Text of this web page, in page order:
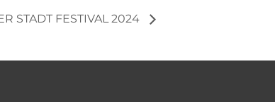
STADT FESTIVAL 2024